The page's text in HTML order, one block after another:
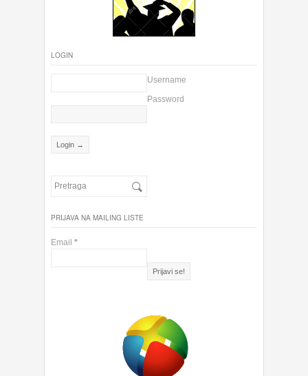
LOGIN
Username
Password
PRIJAVA NA MAILING LISTE
Email *